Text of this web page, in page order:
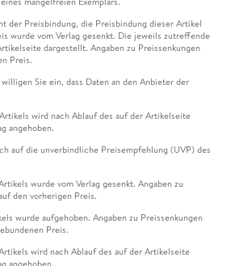
der Preisbindung, die Preisbindung dieser Artikel
wurde vom Verlag gesenkt. Die jeweils zutreffende
dargestellt. Angaben zu Preissenkungen
Preis.
Sie ein, dass Daten an den Anbieter der
wird nach Ablauf des auf der Artikelseite
angehoben.
auf die unverbindliche Preisempfehlung (UVP) des
wurde vom Verlag gesenkt. Angaben zu
den vorherigen Preis.
wurde aufgehoben. Angaben zu Preissenkungen
Preis.
wird nach Ablauf des auf der Artikelseite
angehoben.